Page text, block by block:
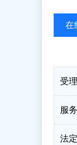
在
受
服
法